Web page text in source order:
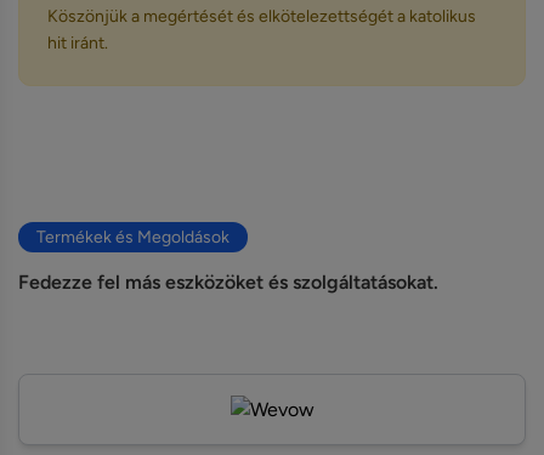
Köszönjük a megértését és elkötelezettségét a katolikus
hit iránt.
Termékek és Megoldások
Fedezze fel más eszközöket és szolgáltatásokat.